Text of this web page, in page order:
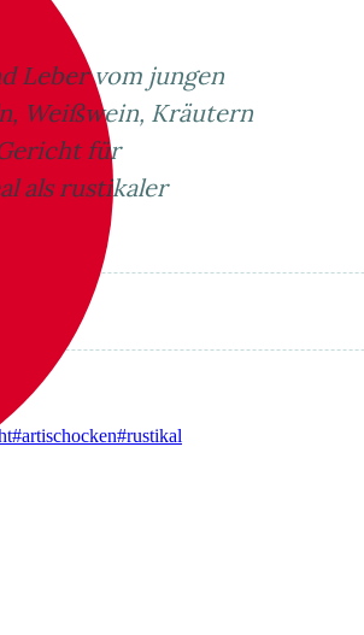
Leber vom jungen
Weißwein, Kräutern
für
als rustikaler
#artischocken#rustikal